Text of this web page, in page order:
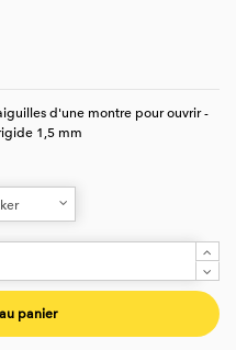
d'une montre pour ouvrir -
1,5 mm
panier